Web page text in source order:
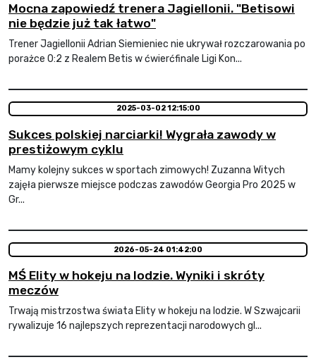
Mocna zapowiedź trenera Jagiellonii. "Betisowi
nie będzie już tak łatwo"
Trener Jagiellonii Adrian Siemieniec nie ukrywał rozczarowania po
porażce 0:2 z Realem Betis w ćwierćfinale Ligi Kon...
2025-03-02 12:15:00
Sukces polskiej narciarki! Wygrała zawody w
prestiżowym cyklu
Mamy kolejny sukces w sportach zimowych! Zuzanna Witych
zajęła pierwsze miejsce podczas zawodów Georgia Pro 2025 w
Gr...
2026-05-24 01:42:00
MŚ Elity w hokeju na lodzie. Wyniki i skróty
meczów
Trwają mistrzostwa świata Elity w hokeju na lodzie. W Szwajcarii
rywalizuje 16 najlepszych reprezentacji narodowych gl...